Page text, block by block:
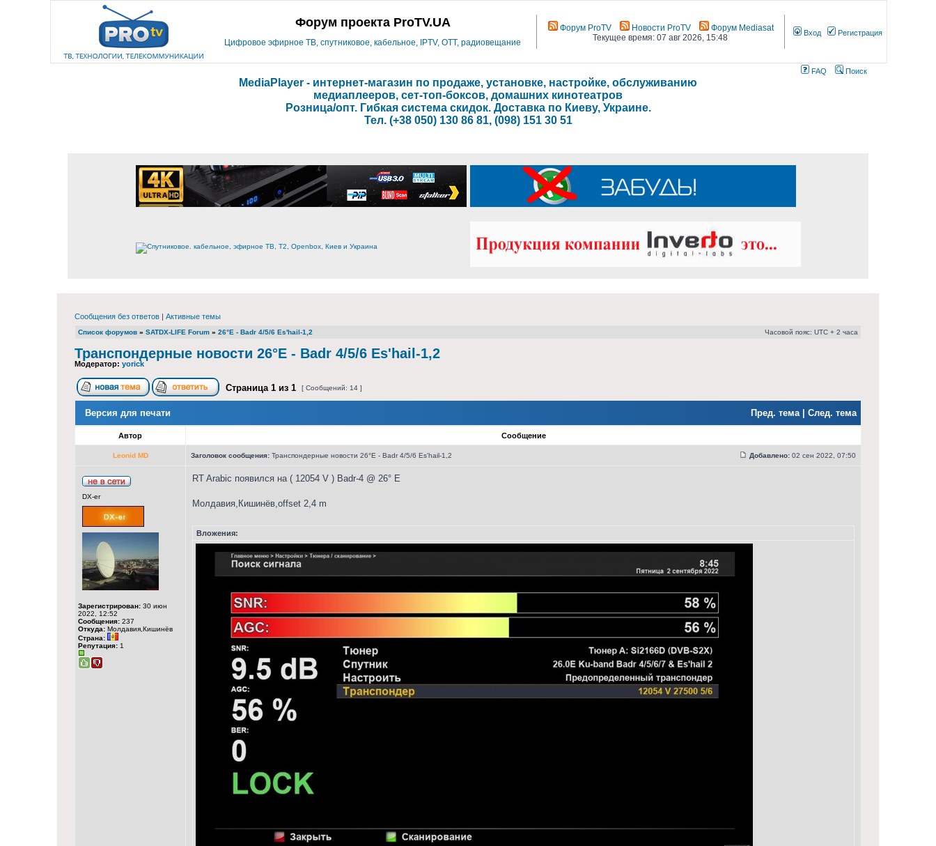
Форум проекта ProTV.UA
Цифровое эфирное ТВ, спутниковое, кабельное, IPTV, OTT, радиовещание
Форум ProTV Новости ProTV
Форум Mediasat
Текущее время: 07 авг 2026, 15:48
Вход Регистрация
FAQ Поиск
MediaPlayer - интернет-магазин по продаже, установке, настройке, обслуживанию
медиаплееров, сет-топ-боксов, домашних кинотеатров
Розница/опт. Гибкая система скидок. Доставка по Киеву, Украине.
Тел. (+38 050) 130 86 81, (098) 151 30 51
Сообщения без ответов | Активные темы
Список форумов » SATDX-LIFE Forum » 26°E - Badr 4/5/6 Es'hail-1,2 Часовой пояс: UTC + 2 часа
Транспондерные новости 26°E - Badr 4/5/6 Es'hail-1,2
Модератор: yorick
Страница 1 из 1 [ Сообщений: 14 ]
Версия для печати Пред. тема| След. тема
Автор Сообщение
Leonid MD Заголовок сообщения: Транспондерные новости 26°E - Badr 4/5/6 Es'hail-1,2 Добавлено: 02 сен 2022, 07:50
DX-er
Зарегистрирован: 30 июн
2022, 12:52
Сообщения: 237
Откуда: Молдавия,Кишинёв
Страна:
Репутация: 1
RT Arabic появился на ( 12054 V ) Badr-4 @ 26° E
Молдавия,Кишинёв,offset 2,4 m
Вложения: